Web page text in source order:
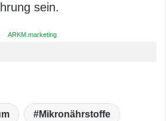
sein.
ARKM.marketing
Mikronährstoffe